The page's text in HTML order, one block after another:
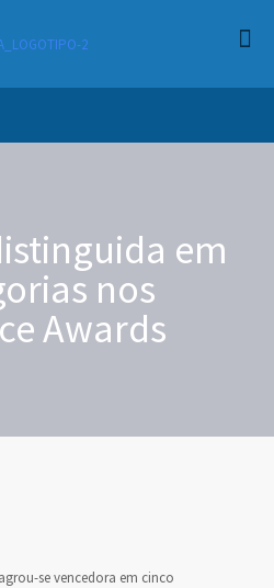
em
nos
Awards
se vencedora em cinco